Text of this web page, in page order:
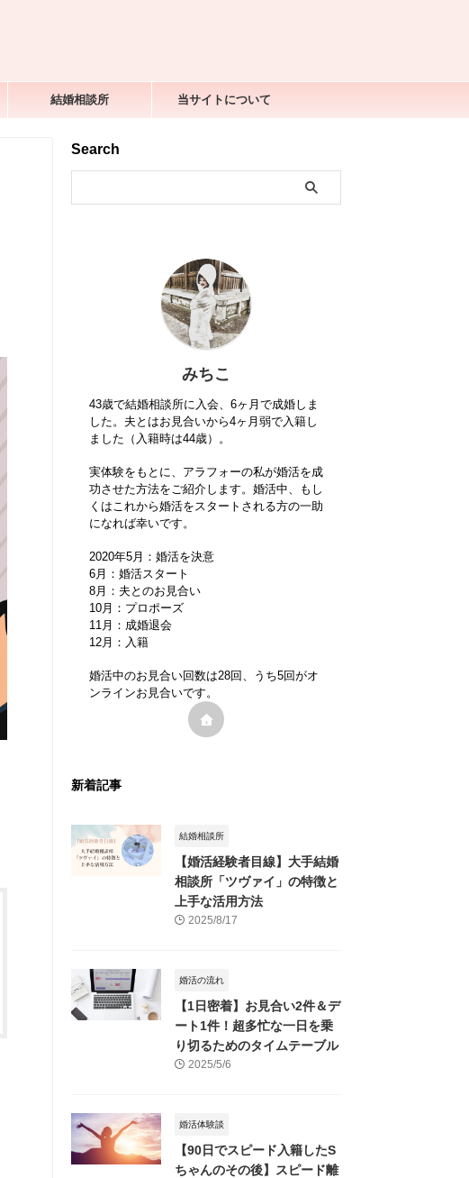
結婚相談所 当サイトについて
Search
みちこ
43歳で結婚相談所に入会、6ヶ月で成婚しま
した。夫とはお見合いから4ヶ月弱で入籍し
ました（入籍時は44歳）。
実体験をもとに、アラフォーの私が婚活を成
功させた方法をご紹介します。婚活中、もし
くはこれから婚活をスタートされる方の一助
になれば幸いです。
2020年5月：婚活を決意
6月：婚活スタート
8月：夫とのお見合い
10月：プロポーズ
11月：成婚退会
12月：入籍
婚活中のお見合い回数は28回、うち5回がオ
ンラインお見合いです。
新着記事
結婚相談所
【婚活経験者目線】大手結婚
相談所「ツヴァイ」の特徴と
上手な活用方法
2025/8/17
婚活の流れ
【1日密着】お見合い2件＆デ
ート1件！超多忙な一日を乗
り切るためのタイムテーブル
2025/5/6
婚活体験談
【90日でスピード入籍したS
ちゃんのその後】スピード離